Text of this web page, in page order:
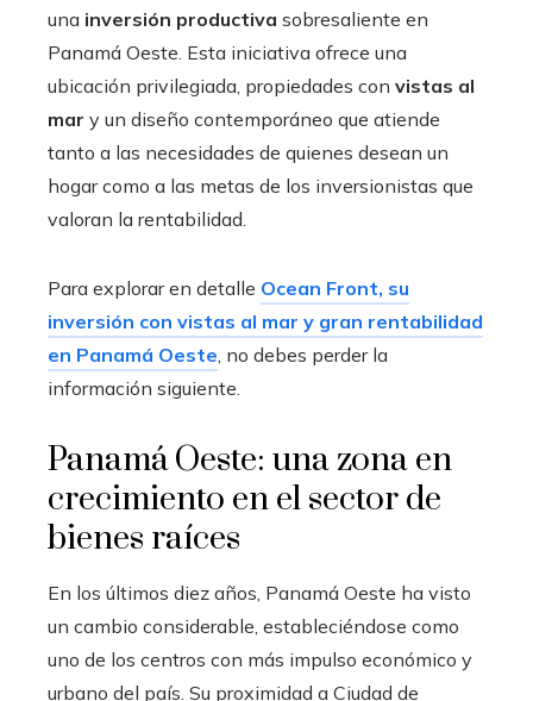
una inversión productiva sobresaliente en
Panamá Oeste. Esta iniciativa ofrece una
ubicación privilegiada, propiedades con vistas al
mar y un diseño contemporáneo que atiende
tanto a las necesidades de quienes desean un
hogar como a las metas de los inversionistas que
valoran la rentabilidad.
Para explorar en detalle Ocean Front, su
inversión con vistas al mar y gran rentabilidad
en Panamá Oeste, no debes perder la
información siguiente.
Panamá Oeste: una zona en
crecimiento en el sector de
bienes raíces
En los últimos diez años, Panamá Oeste ha visto
un cambio considerable, estableciéndose como
uno de los centros con más impulso económico y
urbano del país. Su proximidad a Ciudad de